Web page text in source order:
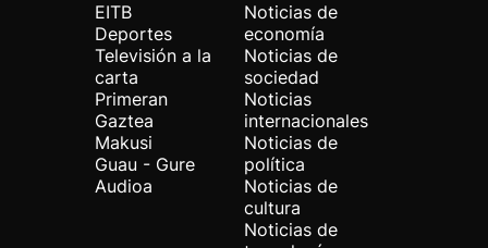
EITB
Deportes
Televisión a la
carta
Primeran
Gaztea
Makusi
Guau - Gure
Audioa
Noticias de
economía
Noticias de
sociedad
Noticias
internacionales
Noticias de
política
Noticias de
cultura
Noticias de